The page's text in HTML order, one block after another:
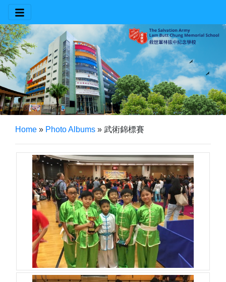
Home » Photo Albums » 武術錦標賽